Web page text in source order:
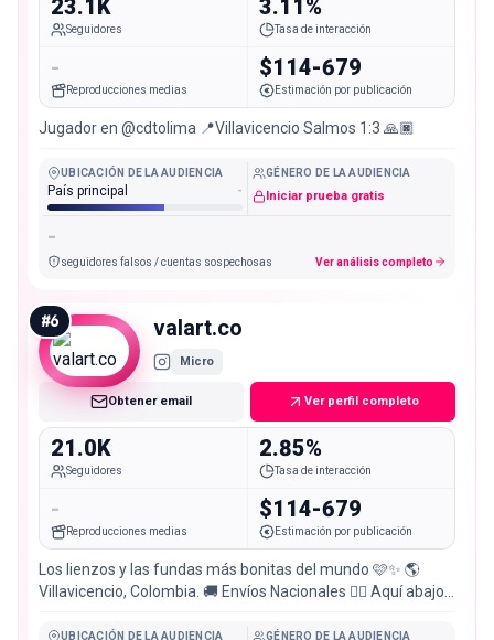
23.1K
Seguidores
3.11%
Tasa de interacción
-
Reproducciones medias
$114-679
Estimación por publicación
Jugador en @cdtolima 📍Villavicencio Salmos 1:3 🙏🏿
UBICACIÓN DE LA AUDIENCIA
País principal -
GÉNERO DE LA AUDIENCIA
Iniciar prueba gratis
-
seguidores falsos / cuentas sospechosas Ver análisis completo
#6 valart.co
Micro
Obtener email Ver perfil completo
21.0K
Seguidores
2.85%
Tasa de interacción
-
Reproducciones medias
$114-679
Estimación por publicación
Los lienzos y las fundas más bonitas del mundo 🩷✨ 🌎
Villavicencio, Colombia. 🚚 Envíos Nacionales 👇🏼 Aquí abajo
UBICACIÓN DE LA AUDIENCIA GÉNERO DE LA AUDIENCIA